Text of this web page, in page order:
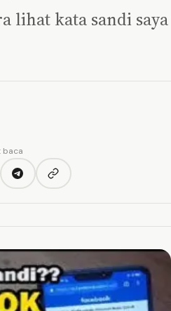
lihat kata sandi saya
baca
TelegramCopy link